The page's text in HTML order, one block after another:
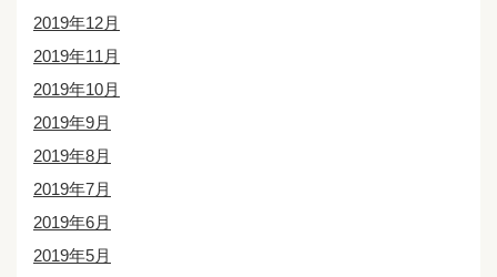
2019年12月
2019年11月
2019年10月
2019年9月
2019年8月
2019年7月
2019年6月
2019年5月